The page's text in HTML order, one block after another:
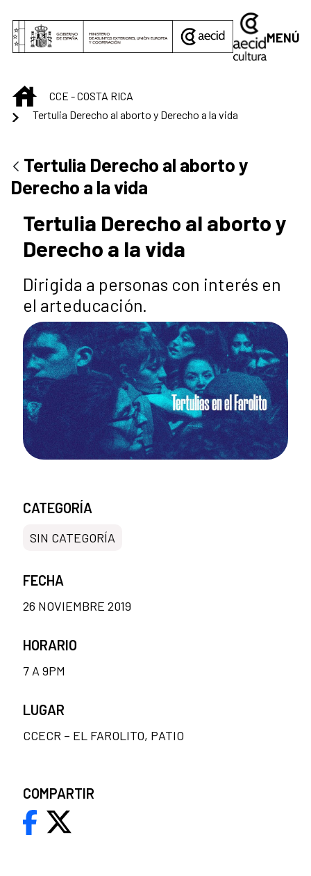
MENÚ
INICIO
CCE - COSTA RICA
Tertulia Derecho al aborto y Derecho a la vida
Tertulia Derecho al aborto y
Derecho a la vida
Tertulia Derecho al aborto y
Derecho a la vida
Dirigida a personas con interés en
el arteducación.
CATEGORÍA
SIN CATEGORÍA
FECHA
26 NOVIEMBRE 2019
HORARIO
7 A 9PM
LUGAR
CCECR – EL FAROLITO, PATIO
COMPARTIR